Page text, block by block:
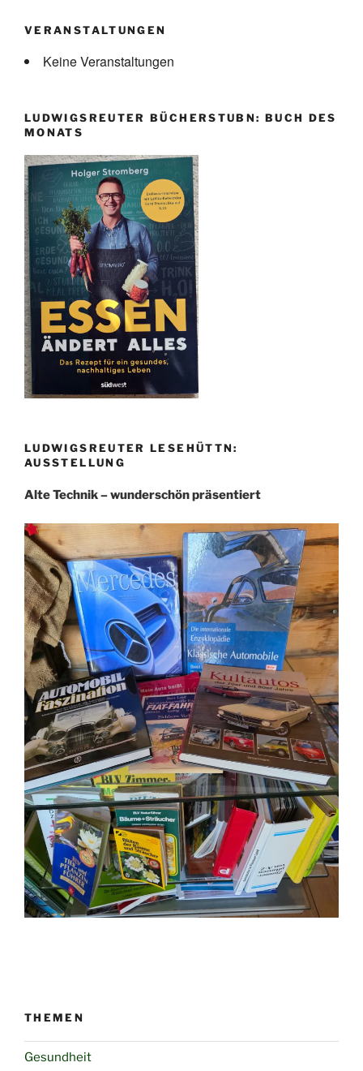
VERANSTALTUNGEN
Keine Veranstaltungen
LUDWIGSREUTER BÜCHERSTUBN: BUCH DES
MONATS
LUDWIGSREUTER LESEHÜTTN:
AUSSTELLUNG
Alte Technik – wunderschön präsentiert
THEMEN
Gesundheit